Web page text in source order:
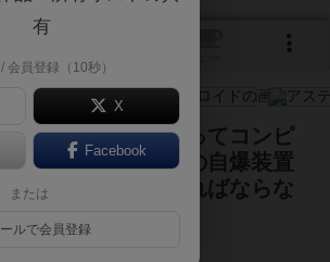
防御機構を打ち破ってコンピ
停止させ、小惑星の自爆装置
宙船で脱出しなければならな
有
会員登録（10秒）
X
Facebook
または
ルで会員登録